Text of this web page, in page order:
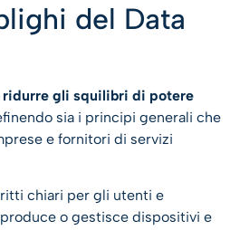
del Data
ridurre gli squilibri di potere
sia i principi generali che
e fornitori di servizi
chiari per gli utenti e
o gestisce dispositivi e